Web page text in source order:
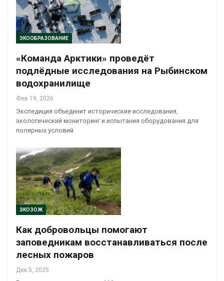
ЭКООБРАЗОВАНИЕ
«Команда Арктики» проведёт
подлёдные исследования на Рыбинском
водохранилище
Фев 19, 2026
Экспедиция объединит исторические исследования,
экологический мониторинг и испытания оборудования для
полярных условий
ЭКОЗОЖ
Как добровольцы помогают
заповедникам восстанавливаться после
лесных пожаров
Дек 5, 2025